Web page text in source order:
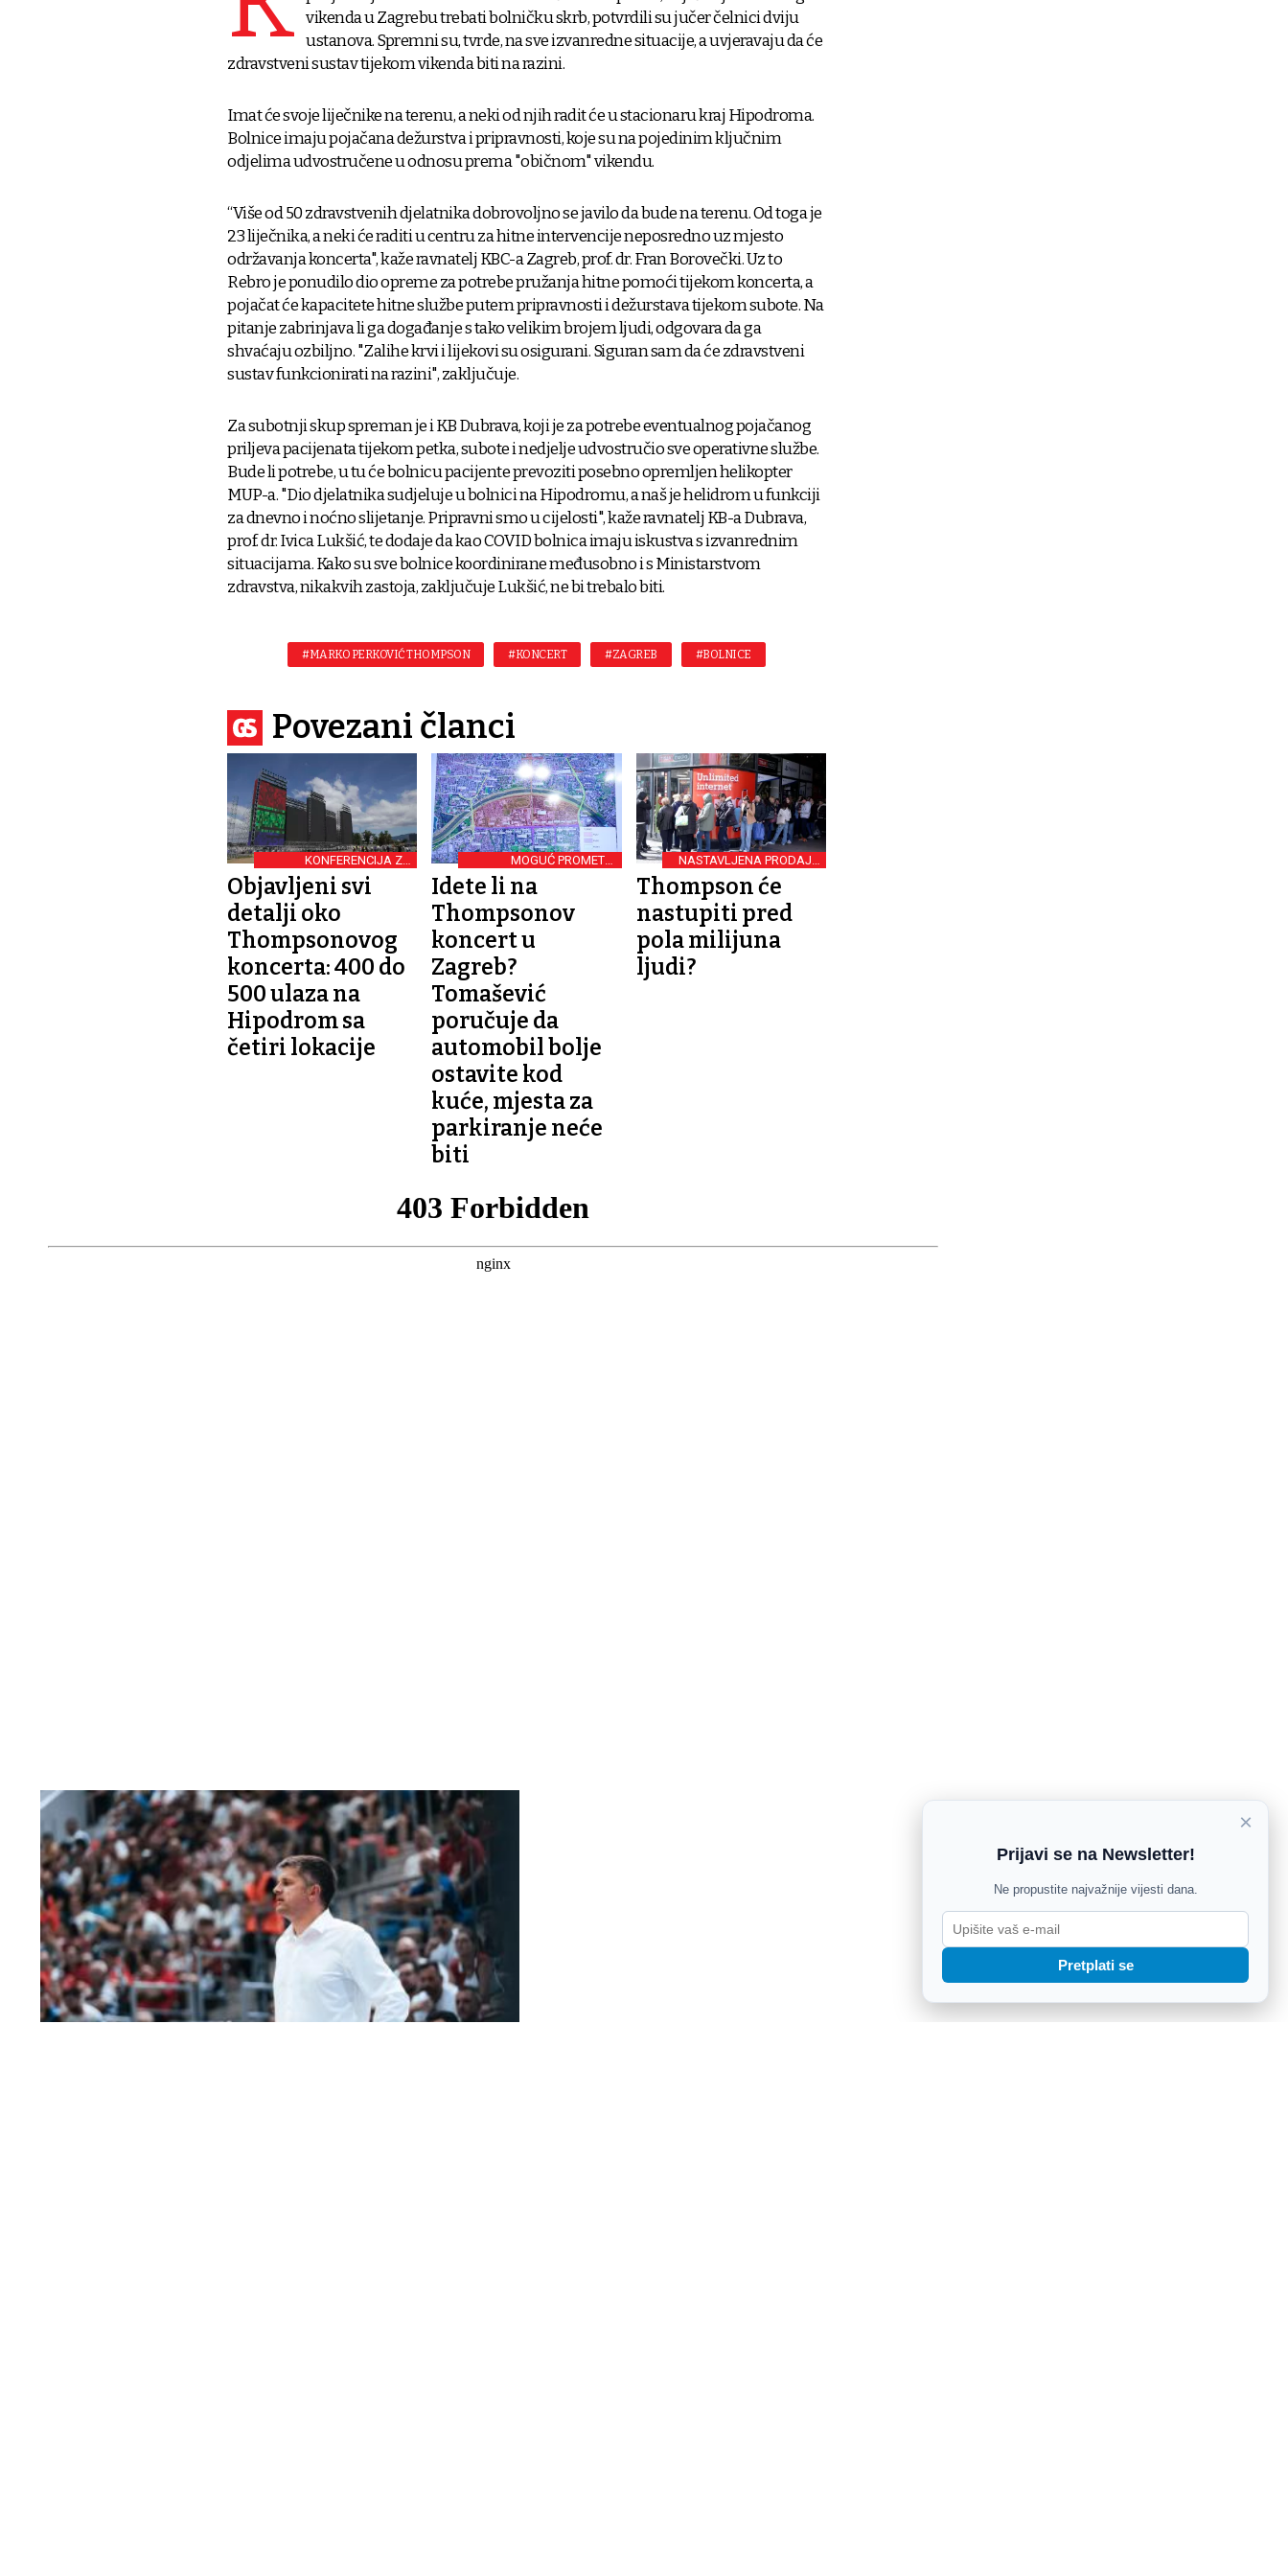
vikenda u Zagrebu trebati bolničku skrb, potvrdili su jučer čelnici dviju
ustanova. Spremni su, tvrde, na sve izvanredne situacije, a uvjeravaju da će
zdravstveni sustav tijekom vikenda biti na razini.
Imat će svoje liječnike na terenu, a neki od njih radit će u stacionaru kraj Hipodroma.
Bolnice imaju pojačana dežurstva i pripravnosti, koje su na pojedinim ključnim
odjelima udvostručene u odnosu prema "običnom" vikendu.
“Više od 50 zdravstvenih djelatnika dobrovoljno se javilo da bude na terenu. Od toga je
23 liječnika, a neki će raditi u centru za hitne intervencije neposredno uz mjesto
održavanja koncerta", kaže ravnatelj KBC-a Zagreb, prof. dr. Fran Borovečki. Uz to
Rebro je ponudilo dio opreme za potrebe pružanja hitne pomoći tijekom koncerta, a
pojačat će kapacitete hitne službe putem pripravnosti i dežurstava tijekom subote. Na
pitanje zabrinjava li ga događanje s tako velikim brojem ljudi, odgovara da ga
shvaćaju ozbiljno. "Zalihe krvi i lijekovi su osigurani. Siguran sam da će zdravstveni
sustav funkcionirati na razini", zaključuje.
Za subotnji skup spreman je i KB Dubrava, koji je za potrebe eventualnog pojačanog
priljeva pacijenata tijekom petka, subote i nedjelje udvostručio sve operativne službe.
Bude li potrebe, u tu će bolnicu pacijente prevoziti posebno opremljen helikopter
MUP-a. "Dio djelatnika sudjeluje u bolnici na Hipodromu, a naš je helidrom u funkciji
za dnevno i noćno slijetanje. Pripravni smo u cijelosti", kaže ravnatelj KB-a Dubrava,
prof. dr. Ivica Lukšić, te dodaje da kao COVID bolnica imaju iskustva s izvanrednim
situacijama. Kako su sve bolnice koordinirane međusobno i s Ministarstvom
zdravstva, nikakvih zastoja, zaključuje Lukšić, ne bi trebalo biti.
#MARKO PERKOVIĆ THOMPSON #KONCERT #ZAGREB #BOLNICE
Povezani članci
KONFERENCIJA ZA
NOVINARE
Objavljeni svi
detalji oko
Thompsonovog
koncerta: 400 do
500 ulaza na
Hipodrom sa
četiri lokacije
MOGUĆ PROMETNI
KOLAPS
Idete li na
Thompsonov
koncert u
Zagreb?
Tomašević
poručuje da
automobil bolje
ostavite kod
kuće, mjesta za
parkiranje neće
biti
NASTAVLJENA PRODAJA
ULAZNICA
Thompson će
nastupiti pred
pola milijuna
ljudi?
×
Prijavi se na Newsletter!
Ne propustite najvažnije vijesti dana.
Pretplati se